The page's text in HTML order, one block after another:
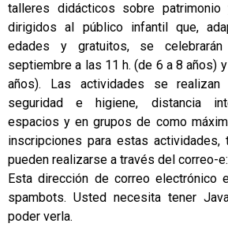
talleres didácticos sobre patrimonio
dirigidos al público infantil que,
edades y gratuitos, se
septiembre a las 11 h. (de 6 a 8 años)
años). Las actividades se
seguridad e higiene, distancia
espacios y en grupos de como
inscripciones para estas actividades,
pueden realizarse a través del correo-e:
Esta dirección de correo electrónico
spambots. Usted necesita tener
poder verla.